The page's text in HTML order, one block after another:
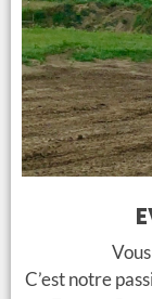
beaux
Vous avez
Gagnez
réchauffe
que pour
C’est notre